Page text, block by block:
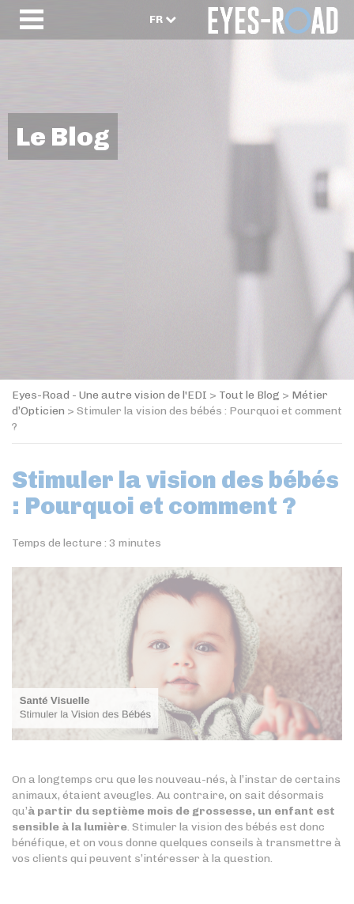
FR
Le Blog
Eyes-Road - Une autre vision de l'EDI > Tout le Blog > Métier
d’Opticien > Stimuler la vision des bébés : Pourquoi et comment
?
Stimuler la vision des bébés
: Pourquoi et comment ?
Temps de lecture : 3 minutes
On a longtemps cru que les nouveau-nés, à l’instar de certains
animaux, étaient aveugles. Au contraire, on sait désormais
qu’à partir du septième mois de grossesse, un enfant est
sensible à la lumière. Stimuler la vision des bébés est donc
bénéfique, et on vous donne quelques conseils à transmettre à
vos clients qui peuvent s’intéresser à la question.